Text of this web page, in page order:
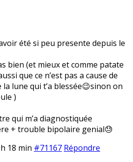
été si peu presente depuis le
bien (et mieux et comme patate
que ce n’est pas a cause de
la lune qui t’a blessée😉sinon on
)
qui m’a diagnostiquée
+ trouble bipolaire genial😓
18 min #71167 Répondre